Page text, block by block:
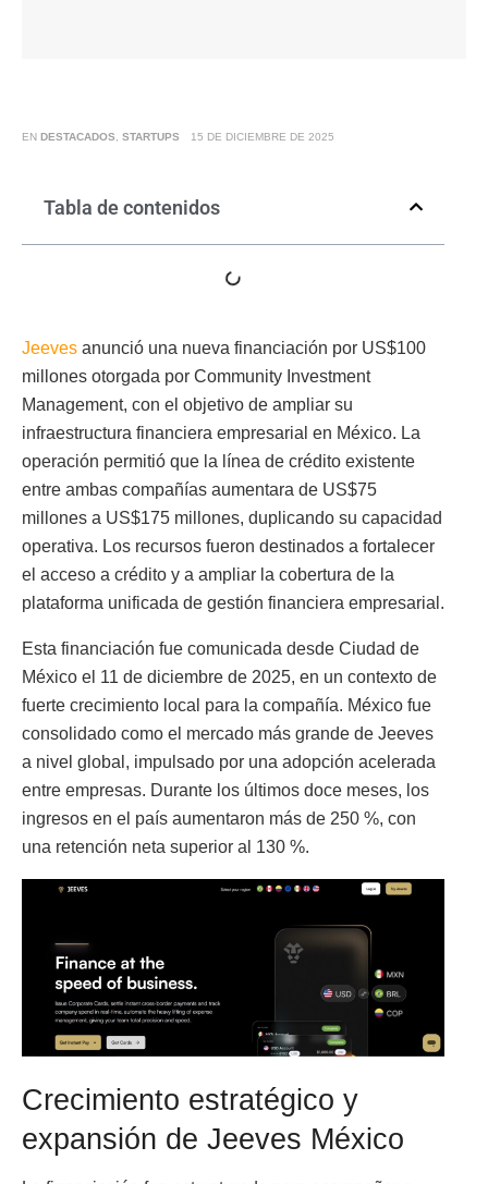
EN DESTACADOS STARTUPS 15 DE DICIEMBRE DE 2025
Tabla de contenidos
Jeeves anunció una nueva financiación por US$100
millones otorgada por Community Investment
Management, con el objetivo de ampliar su
infraestructura financiera empresarial en México. La
operación permitió que la línea de crédito existente
entre ambas compañías aumentara de US$75
millones a US$175 millones, duplicando su capacidad
operativa. Los recursos fueron destinados a fortalecer
el acceso a crédito y a ampliar la cobertura de la
plataforma unificada de gestión financiera empresarial.
Esta financiación fue comunicada desde Ciudad de
México el 11 de diciembre de 2025, en un contexto de
fuerte crecimiento local para la compañía. México fue
consolidado como el mercado más grande de Jeeves
a nivel global, impulsado por una adopción acelerada
entre empresas. Durante los últimos doce meses, los
ingresos en el país aumentaron más de 250 %, con
una retención neta superior al 130 %.
Crecimiento estratégico y
expansión de Jeeves México